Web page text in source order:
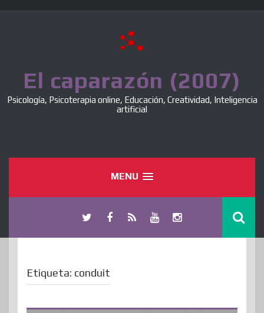
El caparazón (2007)
Psicología, Psicoterapia online, Educación, Creatividad, Inteligencia
artificial
MENU
Etiqueta: conduit